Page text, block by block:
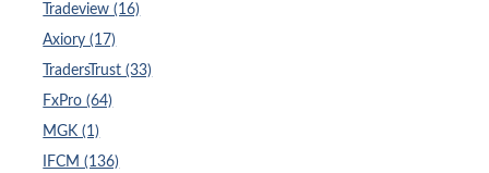
Tradeview (16)
Axiory (17)
TradersTrust (33)
FxPro (64)
MGK (1)
IFCM (136)